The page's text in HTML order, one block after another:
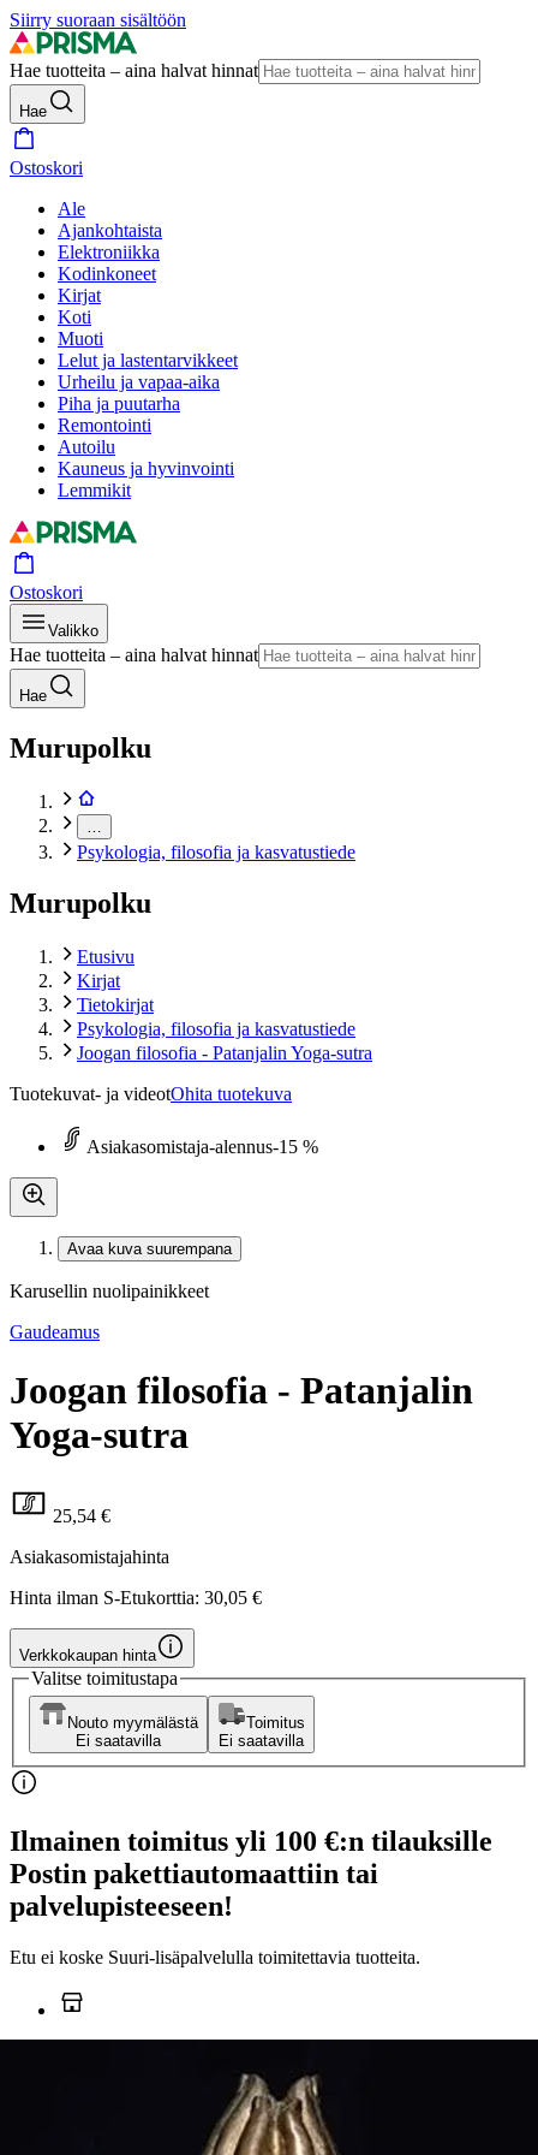
Siirry suoraan sisältöön
Hae tuotteita – aina halvat hinnat
Hae
Ostoskori
Ale
Ajankohtaista
Elektroniikka
Kodinkoneet
Kirjat
Koti
Muoti
Lelut ja lastentarvikkeet
Urheilu ja vapaa-aika
Piha ja puutarha
Remontointi
Autoilu
Kauneus ja hyvinvointi
Lemmikit
Ostoskori
Valikko
Hae tuotteita – aina halvat hinnat
Hae
Murupolku
Psykologia, filosofia ja kasvatustiede
Murupolku
Etusivu
Kirjat
Tietokirjat
Psykologia, filosofia ja kasvatustiede
Joogan filosofia - Patanjalin Yoga-sutra
Tuotekuvat- ja videotOhita tuotekuva
Asiakasomistaja-alennus-15 %
Avaa kuva suurempana
Karusellin nuolipainikkeet
Gaudeamus
Joogan filosofia - Patanjalin
Yoga-sutra
25,54 €
Asiakasomistajahinta
Hinta ilman S-Etukorttia: 30,05 €
Verkkokaupan hinta
Valitse toimitustapa
Nouto myymälästä
Ei saatavilla
Toimitus
Ei saatavilla
Ilmainen toimitus yli 100 €:n tilauksille
Postin pakettiautomaattiin tai
palvelupisteeseen!
Etu ei koske Suuri‑lisäpalvelulla toimitettavia tuotteita.